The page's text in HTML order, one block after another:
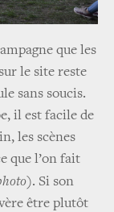
que les
le site reste
sans soucis.
il est facile de
les scènes
que l’on fait
. Si son
être plutôt